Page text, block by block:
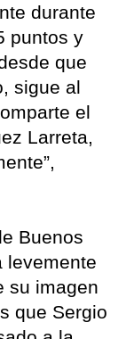
durante
puntos y
que
sigue al
el
Larreta,
Buenos
levemente
su imagen
que Sergio